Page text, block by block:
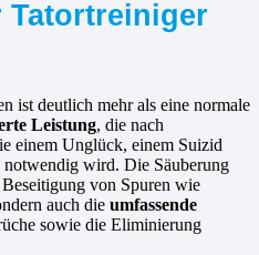
Tatortreiniger
ist deutlich mehr als eine normale
Leistung, die nach
einem Unglück, einem Suizid
wird. Die Säuberung
von Spuren wie
auch die umfassende
sowie die Eliminierung